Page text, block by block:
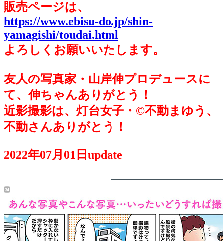
販売ページは、
https://www.ebisu-do.jp/shin-
yamagishi/toudai.html
よろしくお願いいたします。
友人の写真家・山岸伸プロデュースに
て、伸ちゃんありがとう！
近影撮影は、灯台女子・©不動まゆう、
不動さんありがとう！
2022年07月01日update